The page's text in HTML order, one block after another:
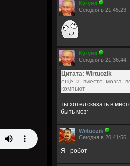
Кукуня
Сегодня в 21:45:23
Кукуня
Сегодня в 21:36:44
Цитата: Wirtuozik
ещё и вместо мозга
компьют
ты хотел сказать в
быть мозг
Wirtuozik
Сегодня в 20:41:56
Я - робот